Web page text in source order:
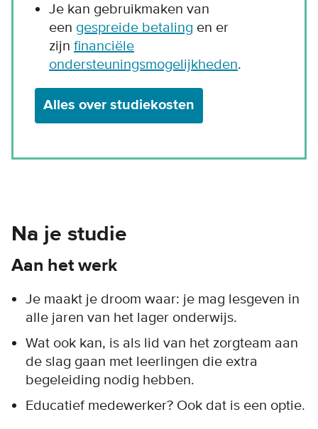
Je kan gebruikmaken van
een gespreide betaling en er
zijn financiële
ondersteuningsmogelijkheden.
Alles over studiekosten
Na je studie
Aan het werk
Je maakt je droom waar: je mag lesgeven in
alle jaren van het lager onderwijs.
Wat ook kan, is als lid van het zorgteam aan
de slag gaan met leerlingen die extra
begeleiding nodig hebben.
Educatief medewerker? Ook dat is een optie.